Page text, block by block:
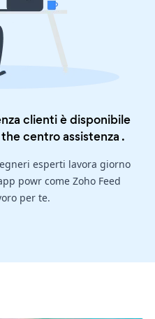
clienti è disponibile
centro assistenza .
esperti lavora giorno
powr come Zoho Feed
per te.